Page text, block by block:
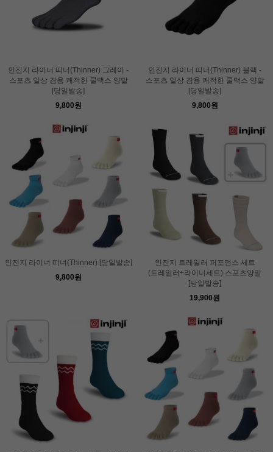
인진지 라이너 띠너(Thinner) 그레이 -
스포츠 일상 겸용 쾌적한 쿨맥스 양말
[당일발송]
9,800원
인진지 라이너 띠너(Thinner) 블랙 -
스포츠 일상 겸용 쾌적한 쿨맥스 양말
[당일발송]
9,800원
인진지 라이너 띠너(Thinner) [당일발송]
9,800원
인진지 트레일러 퍼포먼스 세트
(트레일러+라이너세트) 스포츠양말
[당일발송]
19,900원